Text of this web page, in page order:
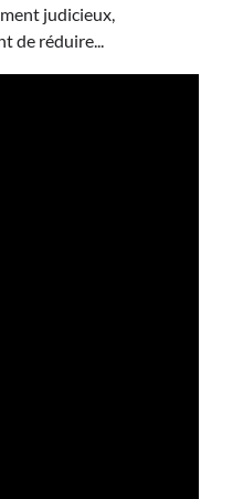
judicieux,
de réduire...